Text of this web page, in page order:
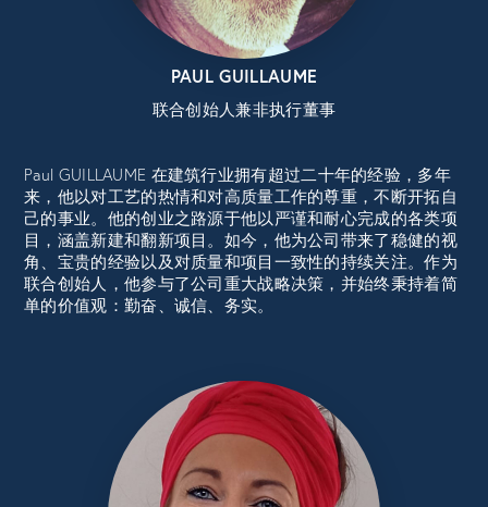
PAUL GUILLAUME
联合创始人兼非执行董事
Paul GUILLAUME 在建筑行业拥有超过二十年的经验，多年
来，他以对工艺的热情和对高质量工作的尊重，不断开拓自
己的事业。他的创业之路源于他以严谨和耐心完成的各类项
目，涵盖新建和翻新项目。如今，他为公司带来了稳健的视
角、宝贵的经验以及对质量和项目一致性的持续关注。作为
联合创始人，他参与了公司重大战略决策，并始终秉持着简
单的价值观：勤奋、诚信、务实。